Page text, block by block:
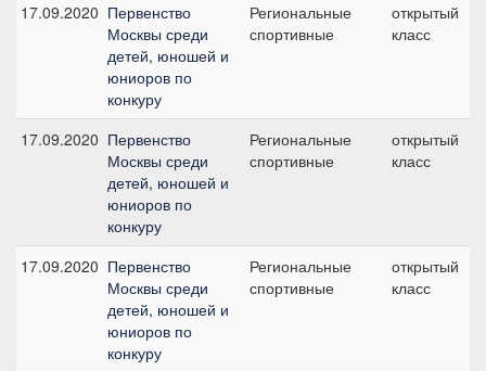
17.09.2020 Первенство
Москвы среди
детей, юношей и
юниоров по
конкуру
Региональные
спортивные
открытый
класс
17.09.2020 Первенство
Москвы среди
детей, юношей и
юниоров по
конкуру
Региональные
спортивные
открытый
класс
17.09.2020 Первенство
Москвы среди
детей, юношей и
юниоров по
конкуру
Региональные
спортивные
открытый
класс